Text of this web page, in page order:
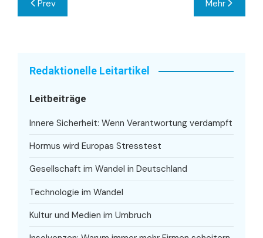
Prev Mehr
Redaktionelle Leitartikel
Leitbeiträge
Innere Sicherheit: Wenn Verantwortung verdampft
Hormus wird Europas Stresstest
Gesellschaft im Wandel in Deutschland
Technologie im Wandel
Kultur und Medien im Umbruch